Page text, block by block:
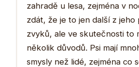
zahradě u lesa, zejména v
zdát, že je to jen další z jeho
zvyků, ale ve skutečnosti to
několik důvodů. Psi mají
smysly než lidé, zejména co